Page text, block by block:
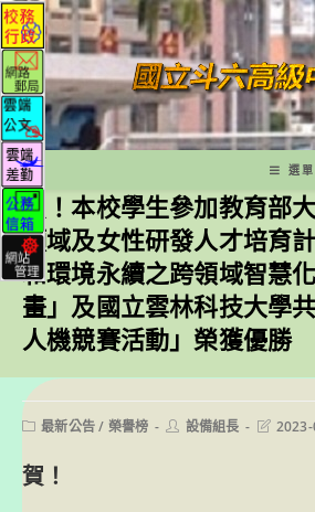
跳
轉
至
主
要
內
容
選單
賀！本校學生參加教育部
領域及女性研發人才培育
和環境永續之跨領域智慧
畫」及國立雲林科技大學
人機競賽活動」榮獲優勝
Post最新公告/ 榮譽榜
Post設備組長
Post
賀！